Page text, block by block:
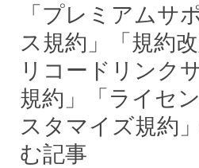
「プレミアムサ
ス規約」「規約
リコードリンク
規約」「ライセ
スタマイズ規約
む記事